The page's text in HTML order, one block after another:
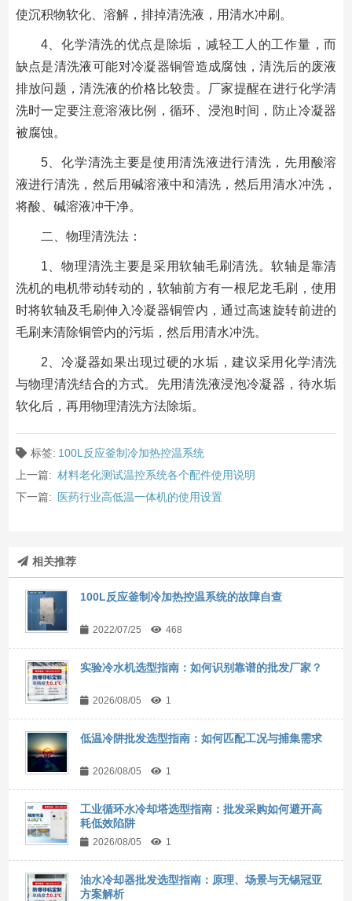
使沉积物软化、溶解，排掉清洗液，用清水冲刷。
4、化学清洗的优点是除垢，减轻工人的工作量，而
缺点是清洗液可能对冷凝器铜管造成腐蚀，清洗后的废液
排放问题，清洗液的价格比较贵。厂家提醒在进行化学清
洗时一定要注意溶液比例，循环、浸泡时间，防止冷凝器
被腐蚀。
5、化学清洗主要是使用清洗液进行清洗，先用酸溶
液进行清洗，然后用碱溶液中和清洗，然后用清水冲洗，
将酸、碱溶液冲干净。
二、物理清洗法：
1、物理清洗主要是采用软轴毛刷清洗。软轴是靠清
洗机的电机带动转动的，软轴前方有一根尼龙毛刷，使用
时将软轴及毛刷伸入冷凝器铜管内，通过高速旋转前进的
毛刷来清除铜管内的污垢，然后用清水冲洗。
2、冷凝器如果出现过硬的水垢，建议采用化学清洗
与物理清洗结合的方式。先用清洗液浸泡冷凝器，待水垢
软化后，再用物理清洗方法除垢。
标签: 100L反应釜制冷加热控温系统
上一篇: 材料老化测试温控系统各个配件使用说明
下一篇: 医药行业高低温一体机的使用设置
相关推荐
100L反应釜制冷加热控温系统的故障自查
2022/07/25 468
实验冷水机选型指南：如何识别靠谱的批发厂家？
2026/08/05 1
低温冷阱批发选型指南：如何匹配工况与捕集需求
2026/08/05 1
工业循环水冷却塔选型指南：批发采购如何避开高
耗低效陷阱
2026/08/05 1
油水冷却器批发选型指南：原理、场景与无锡冠亚
方案解析